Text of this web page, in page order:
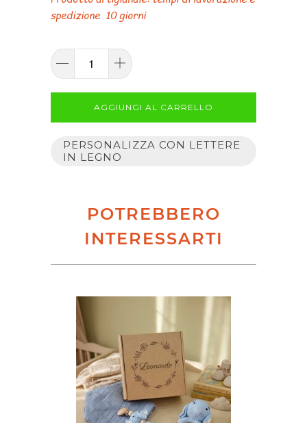
spedizione 10 giorni
AGGIUNGI AL CARRELLO
PERSONALIZZA CON LETTERE
IN LEGNO
POTREBBERO
INTERESSARTI